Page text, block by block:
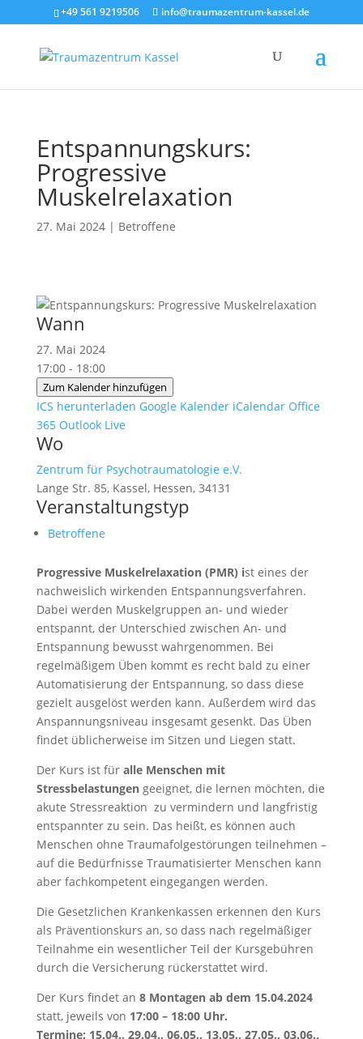
+49 561 9219506 info@traumazentrum-kassel.de
Entspannungskurs:
Progressive
Muskelrelaxation
27. Mai 2024| Betroffene
Wann
27. Mai 2024
17:00 - 18:00
Zum Kalender hinzufügen
ICS herunterladen Google Kalender iCalendar Office
365 Outlook Live
Wo
Zentrum für Psychotraumatologie e.V.
Lange Str. 85, Kassel, Hessen, 34131
Veranstaltungstyp
Betroffene
Progressive Muskelrelaxation (PMR) ist eines der
nachweislich wirkenden Entspannungsverfahren.
Dabei werden Muskelgruppen an- und wieder
entspannt, der Unterschied zwischen An- und
Entspannung bewusst wahrgenommen. Bei
regelmäßigem Üben kommt es recht bald zu einer
Automatisierung der Entspannung, so dass diese
gezielt ausgelöst werden kann. Außerdem wird das
Anspannungsniveau insgesamt gesenkt. Das Üben
findet üblicherweise im Sitzen und Liegen statt.
Der Kurs ist für alle Menschen mit
Stressbelastungen geeignet, die lernen möchten, die
akute Stressreaktion zu vermindern und langfristig
entspannter zu sein. Das heißt, es können auch
Menschen ohne Traumafolgestörungen teilnehmen –
auf die Bedürfnisse Traumatisierter Menschen kann
aber fachkompetent eingegangen werden.
Die Gesetzlichen Krankenkassen erkennen den Kurs
als Präventionskurs an, so dass nach regelmäßiger
Teilnahme ein wesentlicher Teil der Kursgebühren
durch die Versicherung rückerstattet wird.
Der Kurs findet an 8 Montagen ab dem 15.04.2024
statt, jeweils von 17:00 – 18:00 Uhr.
Termine: 15.04., 29.04., 06.05., 13.05., 27.05., 03.06.,